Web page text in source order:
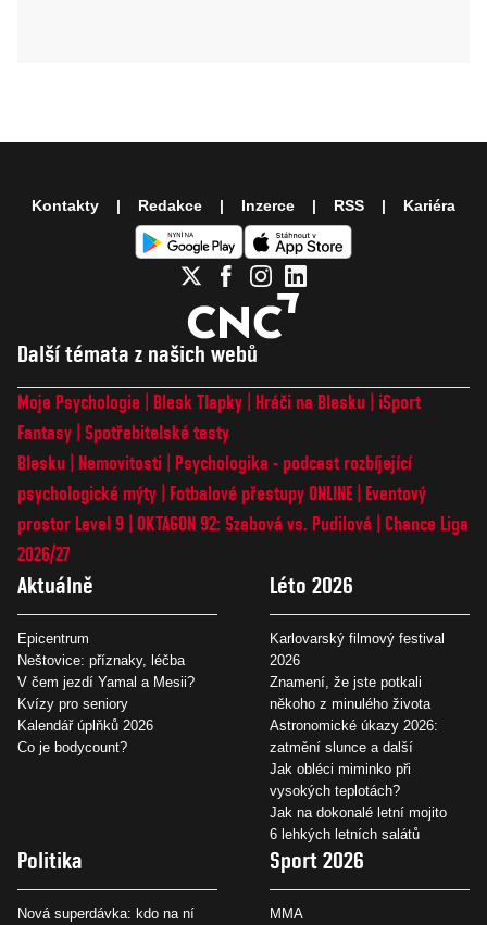
Další témata z našich webů
Moje Psychologie Blesk Tlapky Hráči na Blesku
iSport
Fantasy Spotřebitelské testy
Blesku
Nemovitosti
Psychologika - podcast rozbíjející
psychologické mýty
Fotbalové přestupy ONLINE
Eventový
prostor Level 9 OKTAGON 92: Szabová vs. Pudilová
Chance Liga
2026/27
Aktuálně
Epicentrum
Neštovice: příznaky, léčba
V čem jezdí Yamal a Mesii?
Kvízy pro seniory
Kalendář úplňků 2026
Co je bodycount?
Léto 2026
Karlovarský filmový festival
2026
Znamení, že jste potkali
někoho z minulého života
Astronomické úkazy 2026:
zatmění slunce a další
Jak obléci miminko při
vysokých teplotách?
Jak na dokonalé letní mojito
6 lehkých letních salátů
Politika
Nová superdávka: kdo na ní
Sport 2026
MMA
Kontakty Redakce Inzerce RSS Kariéra